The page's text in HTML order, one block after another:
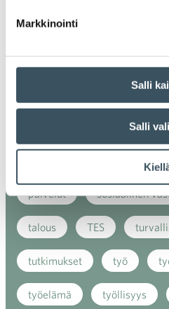
Markkinointi
Salli
Salli
kaupan näkymät
kiertotalous koronavirus
kuluttajat
nuoret
palvelut sosiaalinen
talous TES
tutkimukset työ
työelämä työllisyys